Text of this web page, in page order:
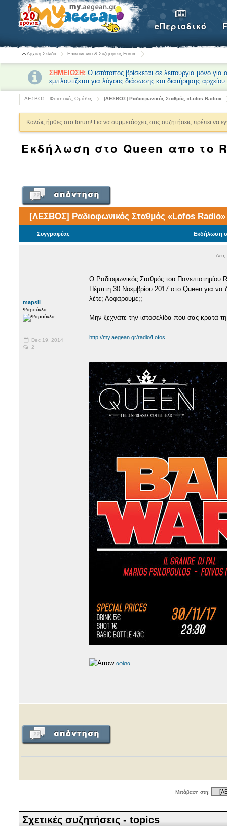
eΠεριοδικό
Αρχική Σελίδα Επικοινωνία & Συζητήσεις-Forum
ΣΗΜΕΙΩΣΗ: Ο ιστότοπος βρίσκεται σε λειτουργία μόνο
εμπλουτίζεται για λόγους διάσωσης και διατήρησης αρχείου.
ΛΕΣΒΟΣ - Φοιτητικές Ομάδες [ΛΕΣΒΟΣ] Ραδιοφωνικός Σταθμός «Lofos Radio»
Καλώς ήρθες στο forum! Για να συμμετάσχεις στις συζητήσεις πρέπει να
Εκδήλωση στο Queen απο το
[ΛΕΣΒΟΣ] Ραδιοφωνικός Σταθμός «Lofos Radio»
Συγγραφέας Εκδήλωση
mapsil
Ψαρούκλα
Dec 19, 2014
2
Ο Ραδιοφωνικός Σταθμός του
Πέμπτη 30 Νοεμβρίου 2017 στο Queen για να
λέτε; Λοφάρουμε;;
Μην ξεχνάτε την ιστοσελίδα που σας κρατά
http://my.aegean.gr/radio/Lofos
αφίσα
Μετάβαση στη:
Σχετικές συζητήσεις - topics